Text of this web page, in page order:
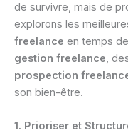
de survivre, mais de
explorons les
freelance en temps
gestion freelance,
prospection
son bien-être.
1. Prioriser et